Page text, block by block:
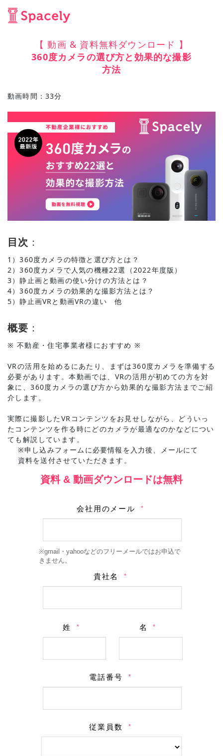
【 動画 & 資料無料ダウンロード 】
360度カメラの選び方と効果的な撮影
方法
動画時間：33分
目次 ：
1）360度カメラの特徴と選び方とは？
2）360度カメラで人気の機種22選（2022年度版）
3）静止画と動画の使い分けの方法とは？
4）360度カメラの効果的な撮影方法とは？
5）静止画VRと動画VRの違い 他
概要 ：
※ 不動産・住宅事業者様におすすめ ※
VRの活用を始めるにあたり、まずは360度カメラを準備する
必要があります。本動画では、VRの活用が初めての方を対
象に、360度カメラの選び方から効果的な撮影方法までご紹
介します。
実際に撮影したVRコンテンツをお見せしながら、どういっ
たコンテンツを作る時にどのカメラが最適なのかなどについ
ても解説しています。
※申し込みフォームに必要情報を入力後、メールにて
資料を送付させていただきます。